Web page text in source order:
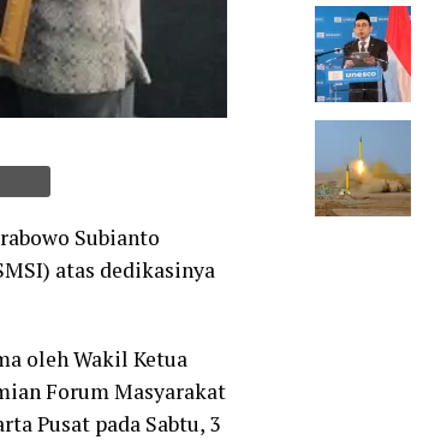
Subianto
atas dedikasinya
oleh Wakil Ketua
Forum Masyarakat
Pusat pada Sabtu, 3